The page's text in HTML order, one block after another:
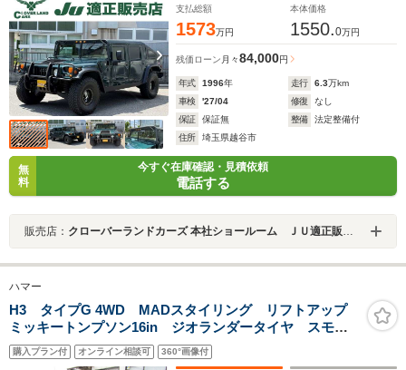
支払総額
1573万円
本体価格
1550.0万円
残価ローン 月々84,000円
年式 1996年 走行 6.3万km
車検
'27/04 修復
なし
保証
保証無 整備
法定整備付
住所
埼玉県越谷市
無
料
今すぐ在庫確認・見積依頼
電話する
販売店： クローバーランドカーズ 本社ショールーム ＪＵ適正販売店
ハマー
H3 タイプG 4WD MADスタイリング リフトアップ
ミッキートンプソン16in ジオランダータイヤ スモー
クルーフマーカ― LEDウインカー スモークウインカ
ー LEDヘッドライト LEDフォグ BRANEWマフラー
購入プラン付 オンライン相談可 360°画像付